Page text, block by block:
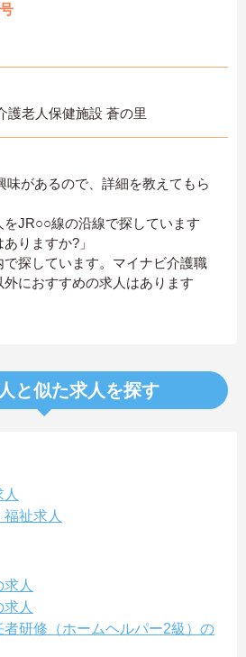
護老人保健施設 蒼の里
味があるので、詳細を教えてもら
をJR○○線の沿線で探しています
りますか?」
で探しています。マイナビ介護職
におすすめの求人はあります
と似た求人を探す
祉求人
人
人
研修（ホームヘルパー2級）の